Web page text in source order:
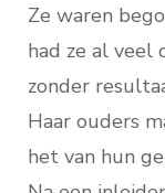
Ze waren
had ze al veel
zonder
Haar ouders
het van hun